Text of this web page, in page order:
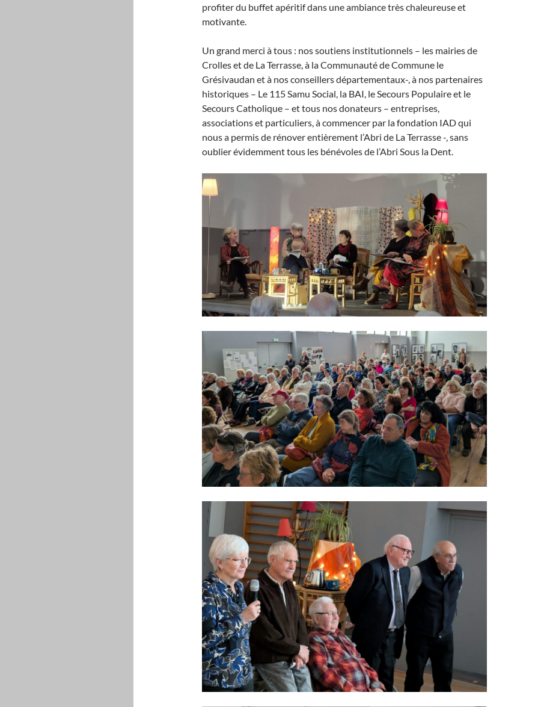
profiter du buffet apéritif dans une ambiance très chaleureuse et
motivante.
Un grand merci à tous : nos soutiens institutionnels – les mairies de
Crolles et de La Terrasse, à la Communauté de Commune le
Grésivaudan et à nos conseillers départementaux-, à nos partenaires
historiques – Le 115 Samu Social, la BAI, le Secours Populaire et le
Secours Catholique – et tous nos donateurs – entreprises,
associations et particuliers, à commencer par la fondation IAD qui
nous a permis de rénover entièrement l’Abri de La Terrasse -, sans
oublier évidemment tous les bénévoles de l’Abri Sous la Dent.